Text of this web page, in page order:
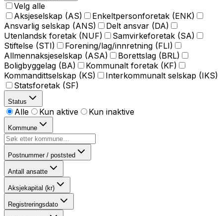
Velg alle
Aksjeselskap (AS)
Enkeltpersonforetak (ENK)
Ansvarlig selskap (ANS)
Delt ansvar (DA)
Utenlandsk foretak (NUF)
Samvirkeforetak (SA)
Stiftelse (STI)
Forening/lag/innretning (FLI)
Allmennaksjeselskap (ASA)
Borettslag (BRL)
Boligbyggelag (BA)
Kommunalt foretak (KF)
Kommandittselskap (KS)
Interkommunalt selskap (IKS)
Statsforetak (SF)
Status
Alle Kun aktive Kun inaktive
Kommune
Postnummer / poststed
Antall ansatte
Aksjekapital (kr)
Registreringsdato